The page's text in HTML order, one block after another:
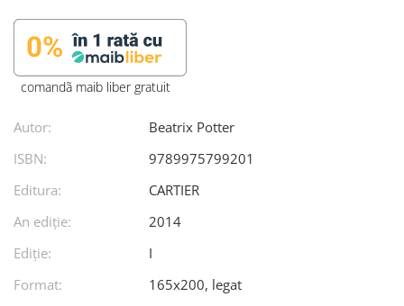
comandã maib liber gratuit
Autor:
Beatrix Potter
ISBN:
9789975799201
Editura:
CARTIER
An ediţie:
2014
Ediţie:
I
Format:
165x200, legat